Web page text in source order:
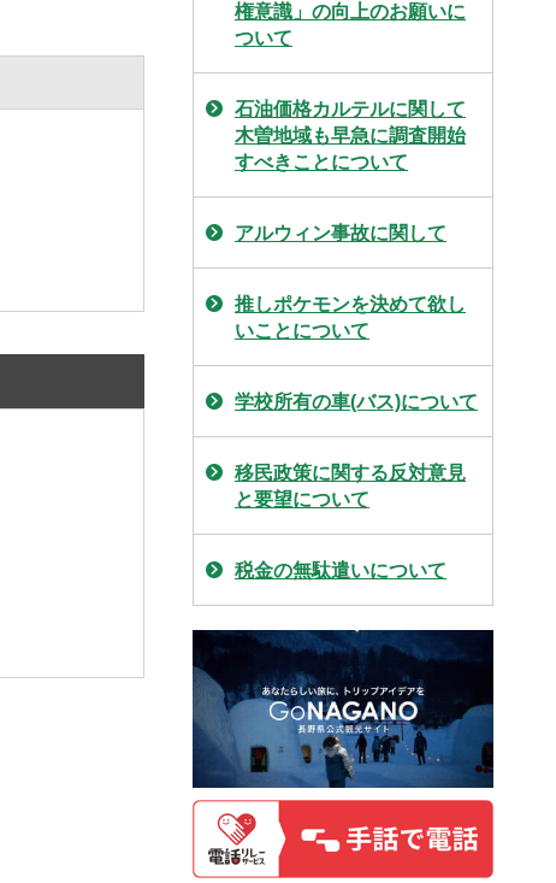
権意識」の向上のお願いに
ついて
石油価格カルテルに関して
木曽地域も早急に調査開始
すべきことについて
アルウィン事故に関して
推しポケモンを決めて欲し
いことについて
学校所有の車(バス)について
移民政策に関する反対意見
と要望について
税金の無駄遣いについて